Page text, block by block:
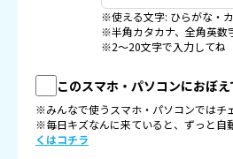
※使える文字: ひらがな・
※半角カタカナ、全角英数
※2〜20文字で入力してね
このスマホ・パソコンにおぼえ
※みんなで使うスマホ・パソコンではチ
※毎日キズなんに来ていると、ずっと自
くはコチラ